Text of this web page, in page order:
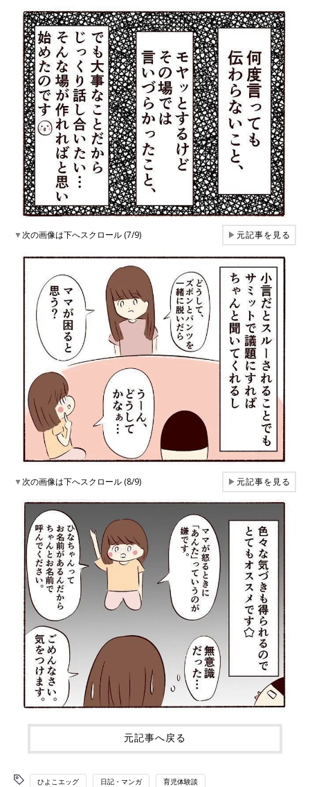
▼次の画像は下へスクロール (7/9) ▶元記事を見る
▼次の画像は下へスクロール (8/9) ▶元記事を見る
元記事へ戻る
ひよこエッグ 日記・マンガ 育児体験談